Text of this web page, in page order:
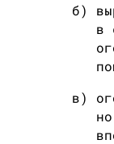
б)
в
в)
но